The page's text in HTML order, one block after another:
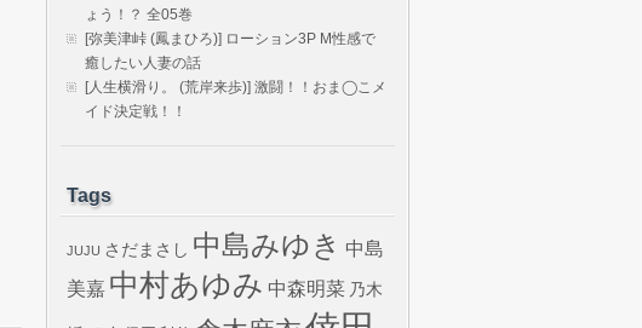
ょう！？ 全05巻
[弥美津峠 (鳳まひろ)] ローション3P M性感で
癒したい人妻の話
[人生横滑り。 (荒岸来歩)] 激闘！！おま◯こメ
イド決定戦！！
Tags
JUJU さだまさし 中島みゆき 中島
美嘉 中村あゆみ 中森明菜 乃木